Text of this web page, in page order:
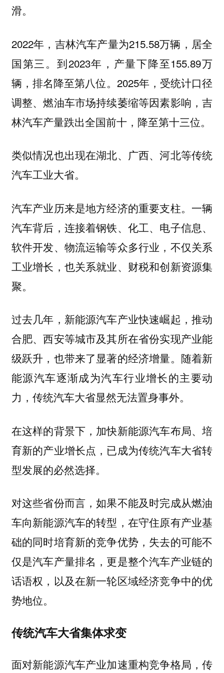
滑。
2022年，吉林汽车产量为215.58万辆，居全
国第三。到2023年，产量下降至155.89万
辆，排名降至第八位。2025年，受统计口径
调整、燃油车市场持续萎缩等因素影响，吉
林汽车产量跌出全国前十，降至第十三位。
类似情况也出现在湖北、广西、河北等传统
汽车工业大省。
汽车产业历来是地方经济的重要支柱。 一辆
汽车背后，连接着钢铁、化工、电子信息、
软件开发、物流运输等众多行业，不仅关系
工业增长，也关系就业、财税和创新资源集
聚。
过去几年，新能源汽车产业快速崛起，推动
合肥、西安等城市及其所在省份实现产业能
级跃升，也带来了显著的经济增量。 随着新
能源汽车逐渐成为汽车行业增长的主要动
力，传统汽车大省显然无法置身事外。
在这样的背景下，加快新能源汽车布局、培
育新的产业增长点，已成为传统汽车大省转
型发展的必然选择。
对这些省份而言，如果不能及时完成从燃油
车向新能源汽车的转型，在守住原有产业基
础的同时培育新的竞争优势， 失去的可能不
仅是汽车产量排名，更是整个汽车产业链的
话语权，以及在新一轮区域经济竞争中的优
势地位。
传统汽车大省集体求变
面对新能源汽车产业加速重构竞争格局，传